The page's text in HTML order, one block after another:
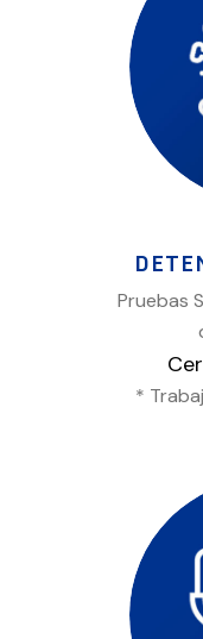
Pruebas
*